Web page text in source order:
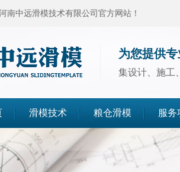
南中远滑模技术有限公司官方网站！
为您提供
集设计、施工
滑模技术 粮仓滑模 服务
粮仓滑模